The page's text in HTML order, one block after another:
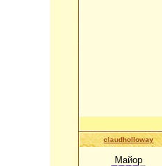
claudholloway
Майор